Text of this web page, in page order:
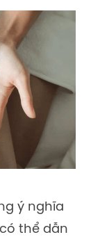
ý nghĩa
thể dẫn